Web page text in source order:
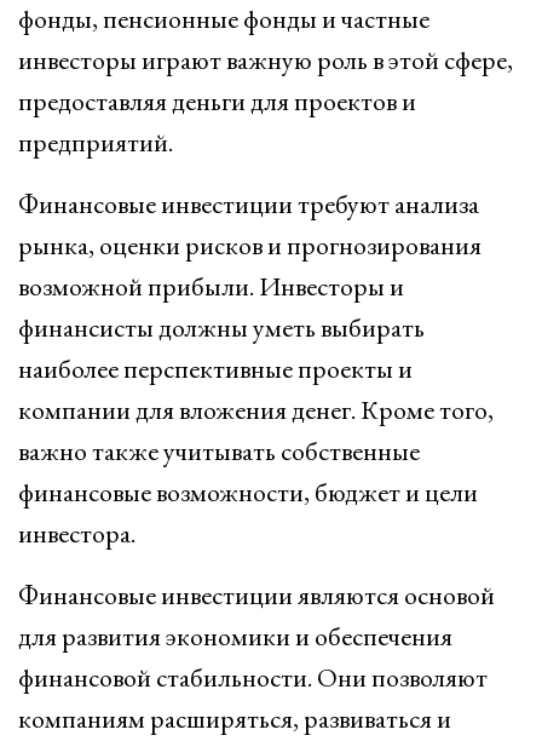
фонды, пенсионные фонды и частные
инвесторы играют важную роль в этой сфере,
предоставляя деньги для проектов и
предприятий.
Финансовые инвестиции требуют анализа
рынка, оценки рисков и прогнозирования
возможной прибыли. Инвесторы и
финансисты должны уметь выбирать
наиболее перспективные проекты и
компании для вложения денег. Кроме того,
важно также учитывать собственные
финансовые возможности, бюджет и цели
инвестора.
Финансовые инвестиции являются основой
для развития экономики и обеспечения
финансовой стабильности. Они позволяют
компаниям расширяться, развиваться и